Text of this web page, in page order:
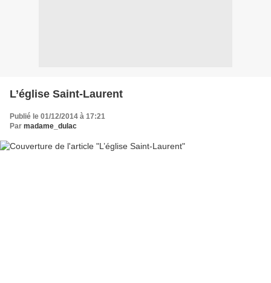
L’église Saint-Laurent
Publié le 01/12/2014 à 17:21
Par madame_dulac